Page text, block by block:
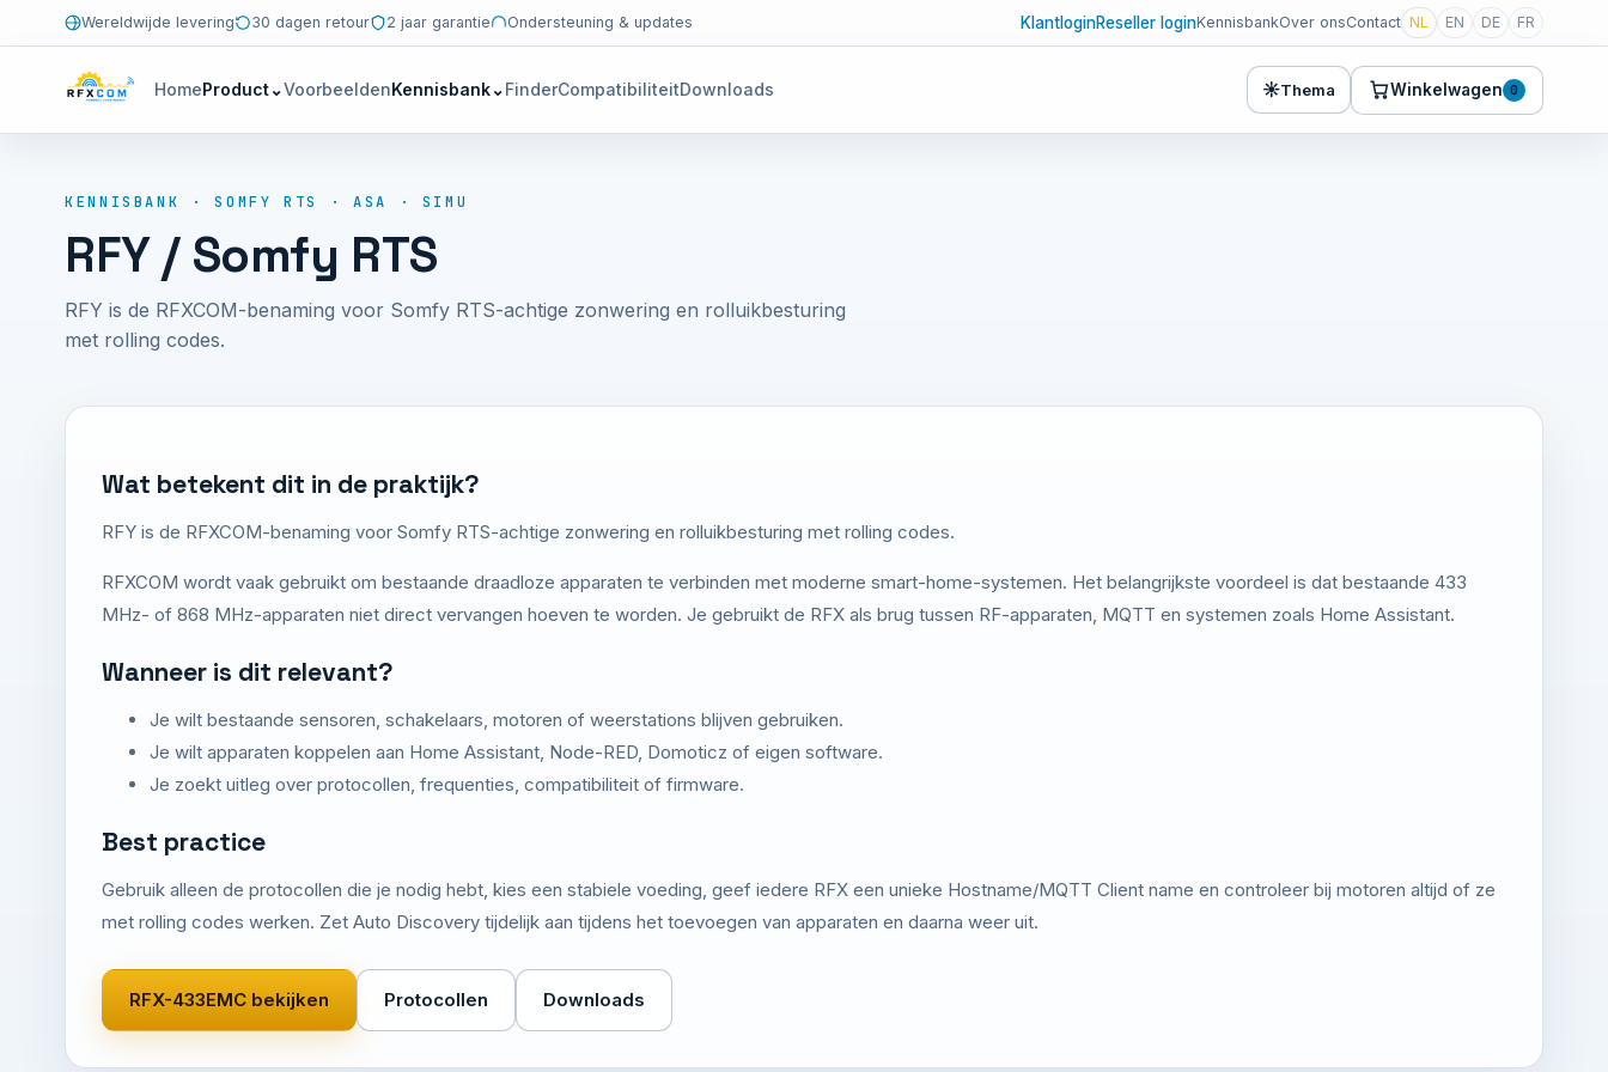
Wereldwijde levering 30 dagen retour 2 jaar garantie Ondersteuning & updates KlantloginReseller loginKennisbankOver onsContact NL EN DE FR
HomeProduct⌄VoorbeeldenKennisbank⌄FinderCompatibiliteitDownloads ☀Thema Winkelwagen 0
KENNISBANK · SOMFY RTS · ASA · SIMU
RFY / Somfy RTS
RFY is de RFXCOM-benaming voor Somfy RTS-achtige zonwering en rolluikbesturing
met rolling codes.
Wat betekent dit in de praktijk?
RFY is de RFXCOM-benaming voor Somfy RTS-achtige zonwering en rolluikbesturing met rolling codes.
RFXCOM wordt vaak gebruikt om bestaande draadloze apparaten te verbinden met moderne smart-home-systemen. Het belangrijkste voordeel is dat bestaande 433
MHz- of 868 MHz-apparaten niet direct vervangen hoeven te worden. Je gebruikt de RFX als brug tussen RF-apparaten, MQTT en systemen zoals Home Assistant.
Wanneer is dit relevant?
Je wilt bestaande sensoren, schakelaars, motoren of weerstations blijven gebruiken.
Je wilt apparaten koppelen aan Home Assistant, Node-RED, Domoticz of eigen software.
Je zoekt uitleg over protocollen, frequenties, compatibiliteit of firmware.
Best practice
Gebruik alleen de protocollen die je nodig hebt, kies een stabiele voeding, geef iedere RFX een unieke Hostname/MQTT Client name en controleer bij motoren altijd of ze
met rolling codes werken. Zet Auto Discovery tijdelijk aan tijdens het toevoegen van apparaten en daarna weer uit.
RFX-433EMC bekijken Protocollen Downloads